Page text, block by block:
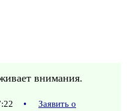
внимания.
•
Заявить о